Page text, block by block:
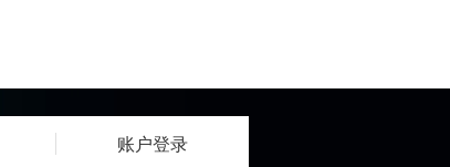
账户登录